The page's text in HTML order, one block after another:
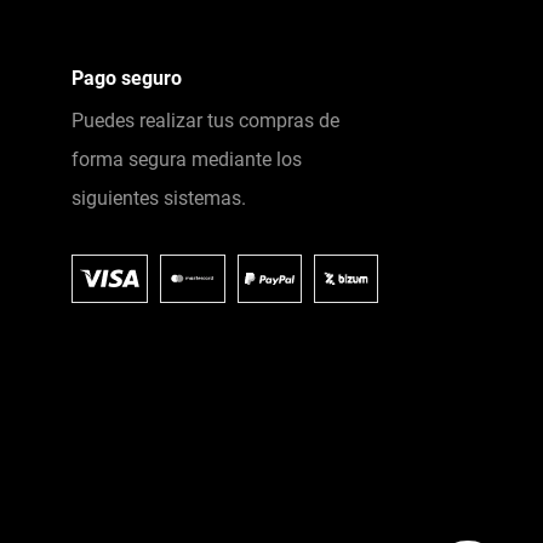
Pago seguro
Puedes realizar tus compras de
forma segura mediante los
siguientes sistemas.